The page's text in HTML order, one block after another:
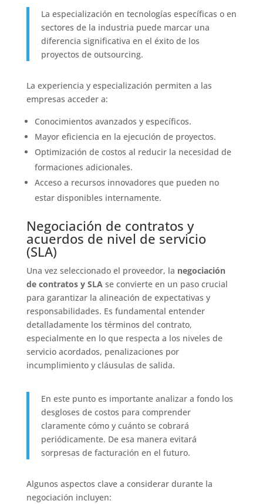
La especialización en tecnologías específicas o en
sectores de la industria puede marcar una
diferencia significativa en el éxito de los
proyectos de outsourcing.
La experiencia y especialización permiten a las
empresas acceder a:
Conocimientos avanzados y específicos.
Mayor eficiencia en la ejecución de proyectos.
Optimización de costos al reducir la necesidad de
formaciones adicionales.
Acceso a recursos innovadores que pueden no
estar disponibles internamente.
Negociación de contratos y
acuerdos de nivel de servicio
(SLA)
Una vez seleccionado el proveedor, la negociación
de contratos y SLA se convierte en un paso crucial
para garantizar la alineación de expectativas y
responsabilidades. Es fundamental entender
detalladamente los términos del contrato,
especialmente en lo que respecta a los niveles de
servicio acordados, penalizaciones por
incumplimiento y cláusulas de salida.
En este punto es importante analizar a fondo los
desgloses de costos para comprender
claramente cómo y cuánto se cobrará
periódicamente. De esa manera evitará
sorpresas de facturación en el futuro.
Algunos aspectos clave a considerar durante la
negociación incluyen: